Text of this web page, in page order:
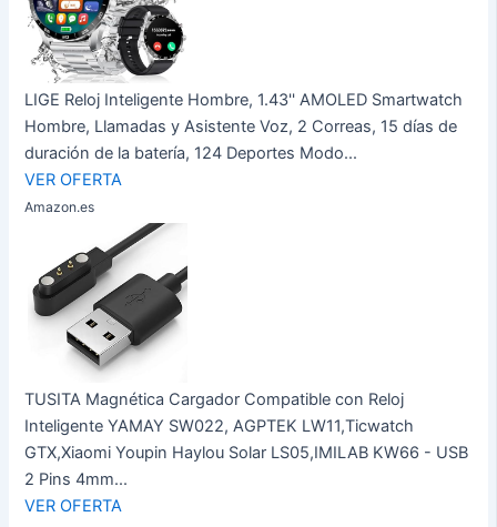
LIGE Reloj Inteligente Hombre, 1.43'' AMOLED Smartwatch
Hombre, Llamadas y Asistente Voz, 2 Correas, 15 días de
duración de la batería, 124 Deportes Modo...
VER OFERTA
Amazon.es
TUSITA Magnética Cargador Compatible con Reloj
Inteligente YAMAY SW022, AGPTEK LW11,Ticwatch
GTX,Xiaomi Youpin Haylou Solar LS05,IMILAB KW66 - USB
2 Pins 4mm...
VER OFERTA